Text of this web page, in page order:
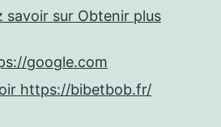
savoir sur Obtenir plus
google.com
https://bibetbob.fr/